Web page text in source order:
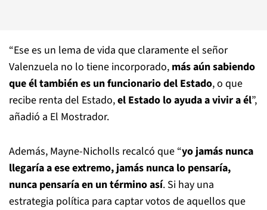
“Ese es un lema de vida que claramente el señor
Valenzuela no lo tiene incorporado, más aún sabiendo
que él también es un funcionario del Estado, o que
recibe renta del Estado,el Estado lo ayuda a vivir a él”,
añadió a El Mostrador.
Además, Mayne-Nicholls recalcó que “yo jamás nunca
llegaría a ese extremo, jamás nunca lo pensaría,
nunca pensaría en un término así. Si hay una
estrategia política para captar votos de aquellos que